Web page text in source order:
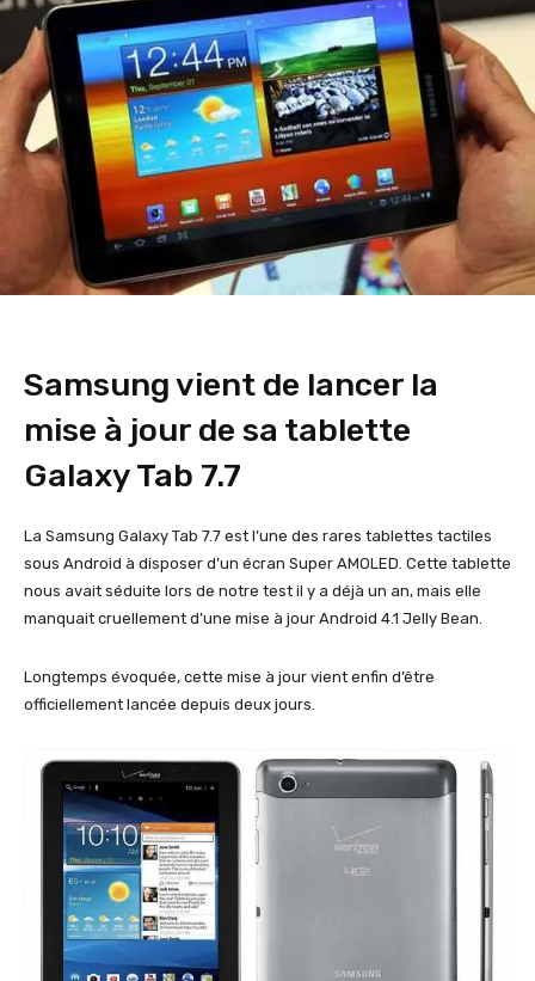
Samsung vient de lancer la
mise à jour de sa tablette
Galaxy Tab 7.7
La Samsung Galaxy Tab 7.7 est l’une des rares tablettes tactiles
sous Android à disposer d’un écran Super AMOLED. Cette tablette
nous avait séduite lors de notre test il y a déjà un an, mais elle
manquait cruellement d’une mise à jour Android 4.1 Jelly Bean.
Longtemps évoquée, cette mise à jour vient enfin d’être
officiellement lancée depuis deux jours.